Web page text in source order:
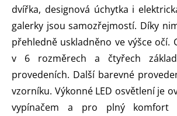
dvířka, designová úchytka i
galerky jsou samozřejmostí. Díky
přehledně uskladněno ve výšce očí.
v 6 rozměrech a čtyřech
provedeních. Další barevné
vzorníku. Výkonné LED osvětlení je
vypínačem a pro plný komfort